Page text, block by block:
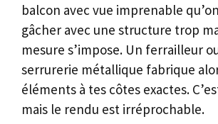
balcon avec vue imprenable
gâcher avec une structure trop
mesure s’impose. Un ferrailleur
serrurerie métallique fabrique
éléments à tes côtes exactes.
mais le rendu est irréprochable.